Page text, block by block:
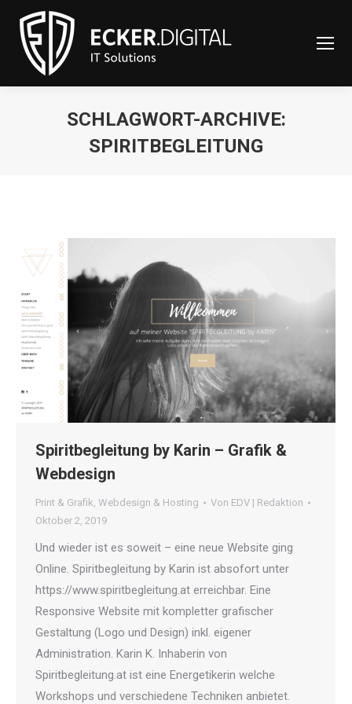
content
SCHLAGWORT-ARCHIVE:
SPIRITBEGLEITUNG
Spiritbegleitung by Karin – Grafik &
Webdesign
Print & Grafik, Webdesign & Hosting Von EDV | Redaktion
Oktober 2, 2019
Und wieder ist es soweit – eine neue Website ging
Online. Spiritbegleitung by Karin ist absofort unter
https://www.spiritbegleitung.at erreichbar. Eine
Responsive Website mit kompletter grafischer
Gestaltung (Logo und Design) inkl. eigener
Administration. Karin K. Inhaberin von
Spiritbegleitung.at ist eine Energetikerin welche
Workshops und verschiedene Techniken anbietet.